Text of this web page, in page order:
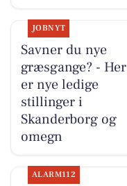
JOBNYT
Savner du nye
græsgange? - Her
er nye ledige
stillinger i
Skanderborg og
omegn
ALARM112